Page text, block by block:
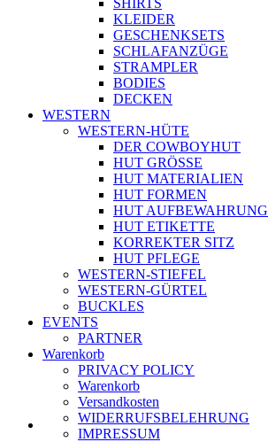
SHIRTS
KLEIDER
GESCHENKSETS
SCHLAFANZÜGE
STRAMPLER
BODIES
DECKEN
WESTERN
WESTERN-HÜTE
DER COWBOYHUT
HUT GRÖSSE
HUT MATERIALIEN
HUT FORMEN
HUT AUFBEWAHRUNG
HUT ETIKETTE
KORREKTER SITZ
HUT PFLEGE
WESTERN-STIEFEL
WESTERN-GÜRTEL
BUCKLES
EVENTS
PARTNER
Warenkorb
PRIVACY POLICY
Warenkorb
Versandkosten
WIDERRUFSBELEHRUNG
IMPRESSUM